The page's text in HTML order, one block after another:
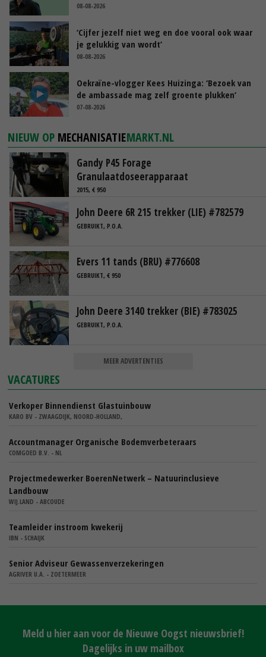
08-08-2026
‘Cijfer jezelf niet weg en doe vooral ook waar
je gelukkig van wordt’
08-08-2026
Oekraïne-vlogger Kees Huizinga: ‘Bezoek van
de ambassade mag zelf groente plukken’
07-08-2026
NIEUW OP MECHANISATIEMARKT.NL
Gandy P45 Forage
Granulaatdoseerapparaat
2015, € 950
John Deere 6R 215 trekker (LIE) #782579
GEBRUIKT, P.O.A.
Evers 11 tands (BRU) #776608
GEBRUIKT, € 950
John Deere 3140 trekker (BIE) #783025
GEBRUIKT, P.O.A.
MEER ADVERTENTIES
VACATURES
Verkoper Binnendienst Glastuinbouw
KARO BV - ZWAAGDIJK, NOORD-HOLLAND,
Accountmanager Organische Bodemverbeteraars
COMGOED B.V. - NL
Projectmedewerker BoerenNetwerk – Natuurinclusieve
Landbouw
WIJ.LAND - ABCOUDE
Teamleider instroom kwekerij
IBN - SCHAIJK
Senior Adviseur Gewassenverzekeringen
AGRIVER U.A. - ZOETERMEER
Meld u hier aan voor de Nieuwe Oogst nieuwsbrief!
Dagelijks in uw mailbox